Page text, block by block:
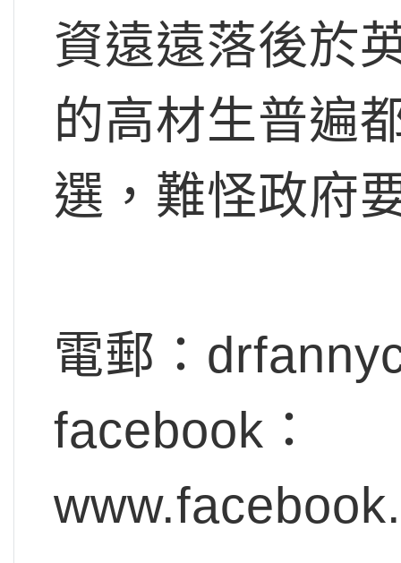
資遠遠落後於
的高材生普遍
選，難怪政府
電郵：
facebook：